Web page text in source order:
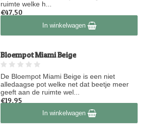
ruimte welke h...
€47,50
Op voorraadIn winkelwagen
Bloempot Miami Beige
De Bloempot Miami Beige is een niet
alledaagse pot welke net dat beetje meer
geeft aan de ruimte wel...
€19,95
Op voorraadIn winkelwagen